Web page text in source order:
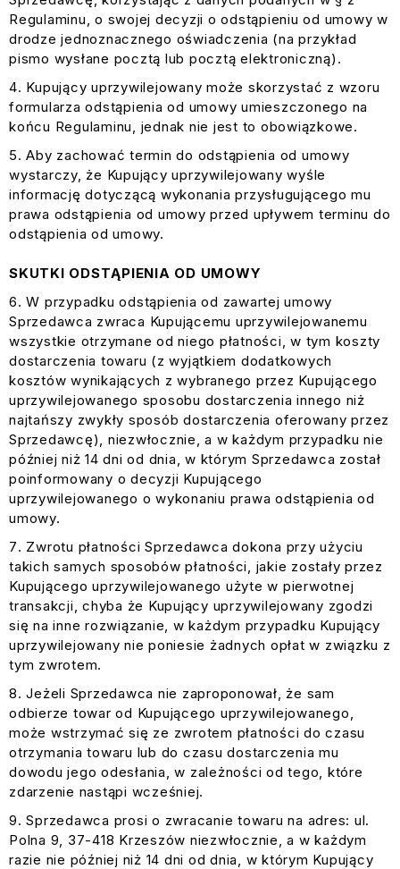
Regulaminu, o swojej decyzji o odstąpieniu od umowy w
drodze jednoznacznego oświadczenia (na przykład
pismo wysłane pocztą lub pocztą elektroniczną).
Kupujący uprzywilejowany może skorzystać z wzoru
formularza odstąpienia od umowy umieszczonego na
końcu Regulaminu, jednak nie jest to obowiązkowe.
Aby zachować termin do odstąpienia od umowy
wystarczy, że Kupujący uprzywilejowany wyśle
informację dotyczącą wykonania przysługującego mu
prawa odstąpienia od umowy przed upływem terminu do
odstąpienia od umowy.
SKUTKI ODSTĄPIENIA OD UMOWY
W przypadku odstąpienia od zawartej umowy
Sprzedawca zwraca Kupującemu uprzywilejowanemu
wszystkie otrzymane od niego płatności, w tym koszty
dostarczenia towaru (z wyjątkiem dodatkowych
kosztów wynikających z wybranego przez Kupującego
uprzywilejowanego sposobu dostarczenia innego niż
najtańszy zwykły sposób dostarczenia oferowany przez
Sprzedawcę), niezwłocznie, a w każdym przypadku nie
później niż 14 dni od dnia, w którym Sprzedawca został
poinformowany o decyzji Kupującego
uprzywilejowanego o wykonaniu prawa odstąpienia od
umowy.
Zwrotu płatności Sprzedawca dokona przy użyciu
takich samych sposobów płatności, jakie zostały przez
Kupującego uprzywilejowanego użyte w pierwotnej
transakcji, chyba że Kupujący uprzywilejowany zgodzi
się na inne rozwiązanie, w każdym przypadku Kupujący
uprzywilejowany nie poniesie żadnych opłat w związku z
tym zwrotem.
Jeżeli Sprzedawca nie zaproponował, że sam
odbierze towar od Kupującego uprzywilejowanego,
może wstrzymać się ze zwrotem płatności do czasu
otrzymania towaru lub do czasu dostarczenia mu
dowodu jego odesłania, w zależności od tego, które
zdarzenie nastąpi wcześniej.
Sprzedawca prosi o zwracanie towaru na adres: ul.
Polna 9, 37-418 Krzeszów niezwłocznie, a w każdym
razie nie później niż 14 dni od dnia, w którym Kupujący